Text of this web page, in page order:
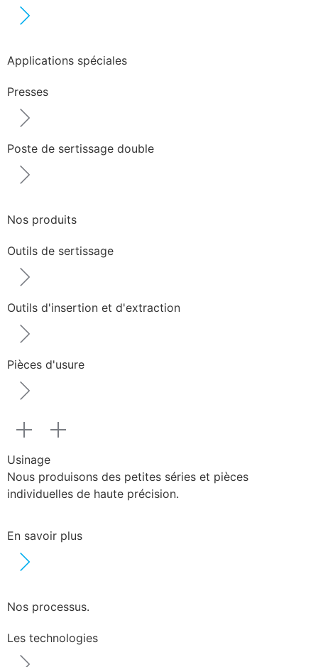
Applications spéciales
Presses
Poste de sertissage double
Nos produits
Outils de sertissage
Outils d'insertion et d'extraction
Pièces d'usure
Usinage
Nous produisons des petites séries et pièces
individuelles de haute précision.
En savoir plus
Nos processus.
Les technologies